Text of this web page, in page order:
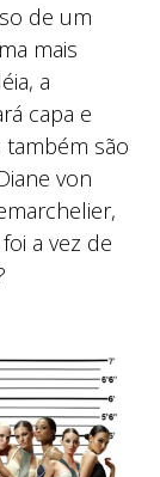
de um
mais
a
capa e
também são
von
a vez de